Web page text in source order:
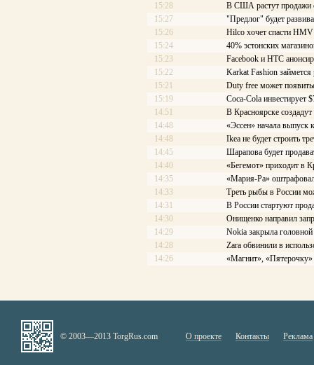
15:28
В США растут продажи
15:27
"Предлог" будет
15:26
Hilco хочет спасти HMV
15:24
40% эстонских
15:23
Facebook и HTC
15:22
Karkat Fashion
15:21
Duty free может
15:19
Coca-Cola инвестирует
14:51
В Красноярске
14:48
«Эссен» начала выпуск
14:48
Ikea не будет строить
14:45
Шарапова будет
14:40
«Бегемот» приходит в
14:35
«Мария-Ра»
14:33
Треть рыбы в России
14:31
В России стартуют
14:30
Онищенко направил
14:29
Nokia закрыла
14:28
Zara обвинили в
14:26
«Магнит»,
© 2003—2013 TorgRus.com О проекте Контакты Реклама